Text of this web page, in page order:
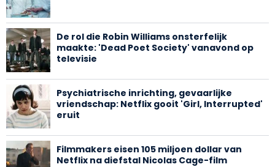
De rol die Robin Williams onsterfelijk
maakte: 'Dead Poet Society' vanavond op
televisie
Psychiatrische inrichting, gevaarlijke
vriendschap: Netflix gooit 'Girl, Interrupted'
eruit
Filmmakers eisen 105 miljoen dollar van
Netflix na diefstal Nicolas Cage-film